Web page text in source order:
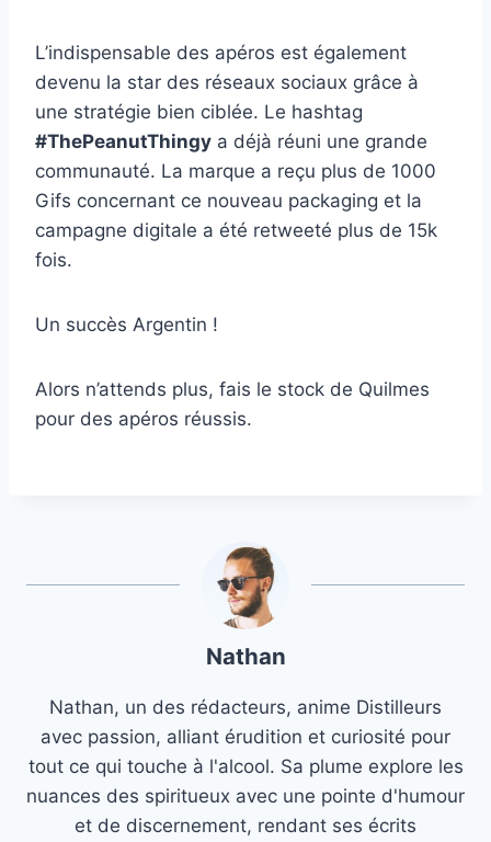
L’indispensable des apéros est également
devenu la star des réseaux sociaux grâce à
une stratégie bien ciblée. Le hashtag
#ThePeanutThingy a déjà réuni une grande
communauté. La marque a reçu plus de 1000
Gifs concernant ce nouveau packaging et la
campagne digitale a été retweeté plus de 15k
fois.
Un succès Argentin !
Alors n’attends plus, fais le stock de Quilmes
pour des apéros réussis.
Nathan
Nathan, un des rédacteurs, anime Distilleurs
avec passion, alliant érudition et curiosité pour
tout ce qui touche à l'alcool. Sa plume explore les
nuances des spiritueux avec une pointe d'humour
et de discernement, rendant ses écrits